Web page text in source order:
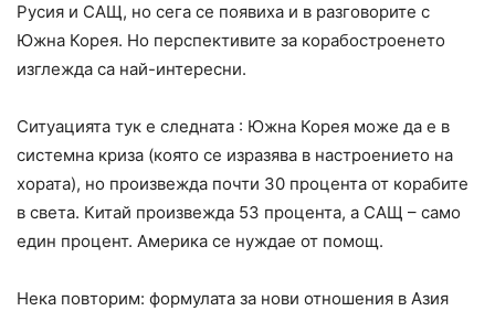
Русия и САЩ, но сега се появиха и в разговорите с
Южна Корея. Но перспективите за корабостроенето
изглежда са най-интересни.
Ситуацията тук е следната : Южна Корея може да е в
системна криза (която се изразява в настроението на
хората), но произвежда почти 30 процента от корабите
в света. Китай произвежда 53 процента, а САЩ – само
един процент. Америка се нуждае от помощ.
Нека повторим: формулата за нови отношения в Азия